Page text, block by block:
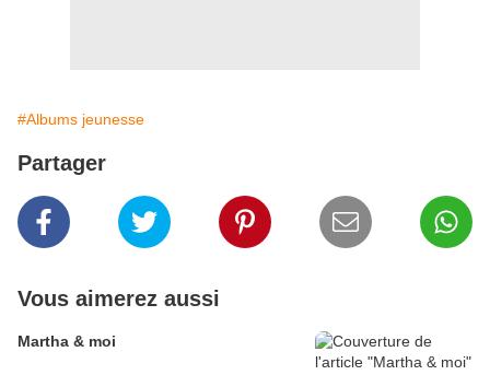
#Albums jeunesse
Partager
Vous aimerez aussi
Martha & moi